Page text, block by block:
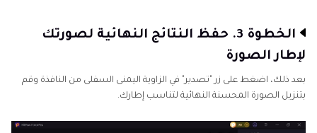
الخطوة 3. حفظ النتائج النهائية لصورتك
لإطار الصورة
بعد ذلك، اضغط على زر "تصدير" في الزاوية اليمنى السفلى من النافذة وقم
بتنزيل الصورة المحسنة النهائية لتناسب إطارك.